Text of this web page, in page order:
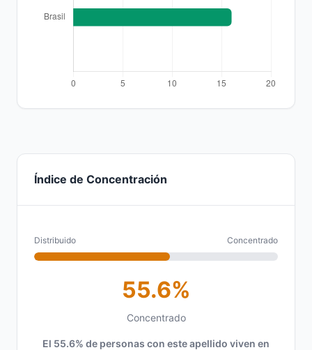
Índice de Concentración
Distribuido Concentrado
55.6%
Concentrado
El 55.6% de personas con este apellido viven en